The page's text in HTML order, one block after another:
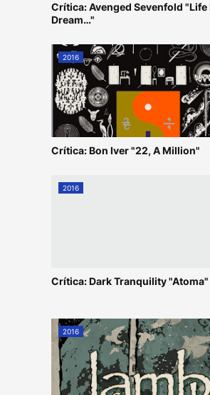
Crítica: Avenged Sevenfold "Life
Dream…"
2016
Crítica: Bon Iver "22, A Million"
2016
Crítica: Dark Tranquility "Atoma"
2016